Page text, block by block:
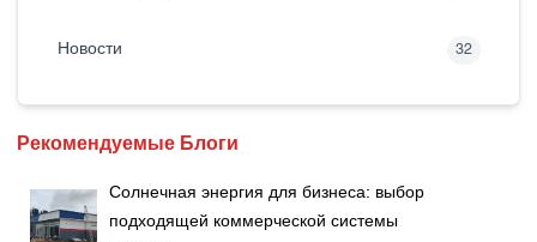
Новости 32
Рекомендуемые Блоги
Солнечная энергия для бизнеса: выбор
подходящей коммерческой системы